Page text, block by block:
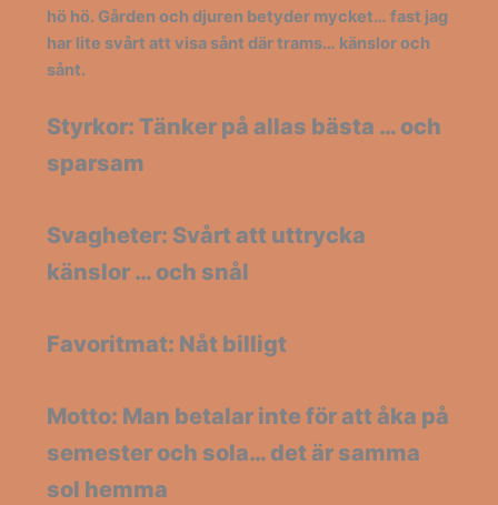
hö hö. Gården och djuren betyder mycket… fast jag
har lite svårt att visa sånt där trams… känslor och
sånt.
Styrkor: Tänker på allas bästa … och
sparsam
Svagheter: Svårt att uttrycka
känslor … och snål
Favoritmat: Nåt billigt
Motto: Man betalar inte för att åka på
semester och sola… det är samma
sol hemma